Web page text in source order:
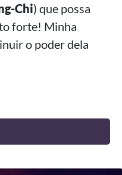
Chi) que possa
forte! Minha
o poder dela